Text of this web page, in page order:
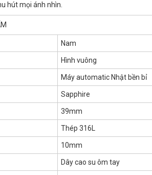
hút mọi ánh nhìn.
Nam
Hình vuông
Máy automatic Nhật bền bỉ
Sapphire
39mm
Thép 316L
10mm
Dây cao su ôm tay